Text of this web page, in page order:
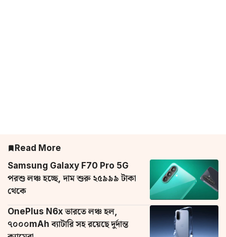
Read More
Samsung Galaxy F70 Pro 5G
পরশু লঞ্চ হচ্ছে, দাম শুরু ২৫৯৯৯ টাকা
থেকে
OnePlus N6x ভারতে লঞ্চ হল,
৭০০০mAh ব্যাটারি সহ রয়েছে দুর্দান্ত